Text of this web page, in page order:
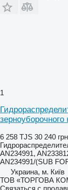
1
6 258 TJS 30 240 грн
AN234991,
AN234991/(SUB
Украина, м. Київ
ТОВ «ТОРГОВА
Связаться с